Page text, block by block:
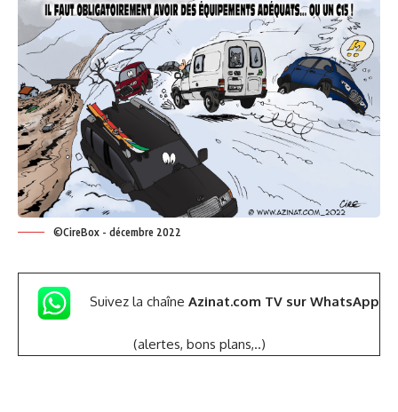
©CireBox - décembre 2022
Suivez la chaîne Azinat.com TV sur WhatsApp
(alertes, bons plans,..)